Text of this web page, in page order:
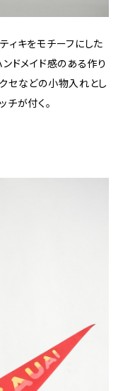
ィキをモチーフにした
ドメイド感のある作り
セなどの小物入れとし
チが付く。